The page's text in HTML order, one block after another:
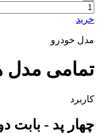
خرید
مدل خودرو
تمامی مدل
کاربرد
چهار پد - بابت